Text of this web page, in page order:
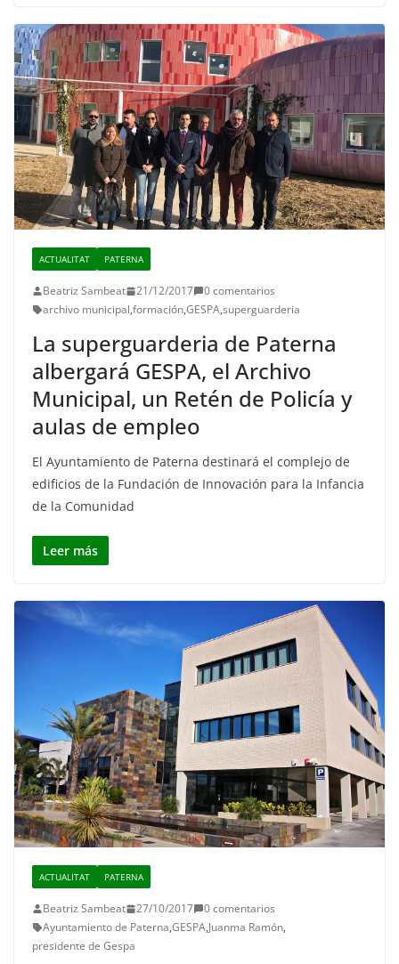
ACTUALITAT PATERNA
Beatriz Sambeat 21/12/2017
0 comentarios
archivo municipal,formación,GESPA,superguarderia
La superguarderia de Paterna
albergará GESPA, el Archivo
Municipal, un Retén de Policía y
aulas de empleo
El Ayuntamiento de Paterna destinará el complejo de
edificios de la Fundación de Innovación para la Infancia
de la Comunidad
Leer más
ACTUALITAT PATERNA
Beatriz Sambeat 27/10/2017
0 comentarios
Ayuntamiento de Paterna,GESPA,Juanma Ramón,
presidente de Gespa